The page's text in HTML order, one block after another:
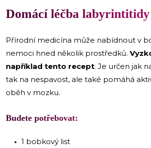
Domácí léčba labyrintitidy
Přírodní medicína může nabídnout v
nemoci hned několik prostředků.
například tento recept. Je určen jak
tak na nespavost, ale také pomáhá
oběh v mozku.
Budete potřebovat:
1 bobkový list